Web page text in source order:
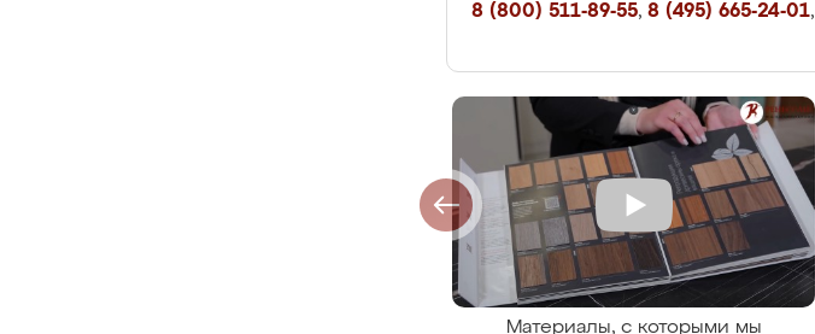
8 (800) 511-89-55, 8 (495) 665-24-01,
Материалы, с которыми мы